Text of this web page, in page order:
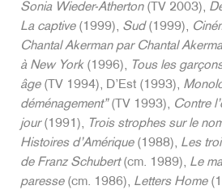
Sonia Wieder-Atherton(TV 2003),
La captive(1999), Sud(1999),
Chantal Akerman par Chantal
à New York(1996), Tous les
âge(TV 1994), D’Est (1993),
déménagement”(TV 1993), Contre
jour(1991), Trois strophes sur le
Histoires d’Amérique(1988), Les
de Franz Schubert(cm. 1989), Le
paresse(cm. 1986), Letters Home